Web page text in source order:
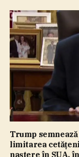
Trump
limitarea
naştere în SUA,